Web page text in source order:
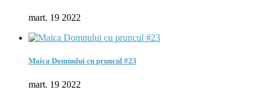
mart. 19 2022
Maica Domnului cu pruncul #23
mart. 19 2022